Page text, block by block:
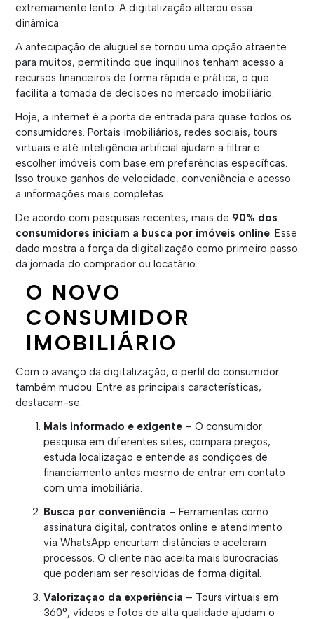
extremamente lento. A digitalização alterou essa
dinâmica.
A antecipação de aluguel se tornou uma opção atraente
para muitos, permitindo que inquilinos tenham acesso a
recursos financeiros de forma rápida e prática, o que
facilita a tomada de decisões no mercado imobiliário.
Hoje, a internet é a porta de entrada para quase todos os
consumidores. Portais imobiliários, redes sociais, tours
virtuais e até inteligência artificial ajudam a filtrar e
escolher imóveis com base em preferências específicas.
Isso trouxe ganhos de velocidade, conveniência e acesso
a informações mais completas.
De acordo com pesquisas recentes, mais de 90% dos
consumidores iniciam a busca por imóveis online. Esse
dado mostra a força da digitalização como primeiro passo
da jornada do comprador ou locatário.
O NOVO
CONSUMIDOR
IMOBILIÁRIO
Com o avanço da digitalização, o perfil do consumidor
também mudou. Entre as principais características,
destacam-se:
Mais informado e exigente – O consumidor
pesquisa em diferentes sites, compara preços,
estuda localização e entende as condições de
financiamento antes mesmo de entrar em contato
com uma imobiliária.
Busca por conveniência – Ferramentas como
assinatura digital, contratos online e atendimento
via WhatsApp encurtam distâncias e aceleram
processos. O cliente não aceita mais burocracias
que poderiam ser resolvidas de forma digital.
Valorização da experiência – Tours virtuais em
360°, vídeos e fotos de alta qualidade ajudam o